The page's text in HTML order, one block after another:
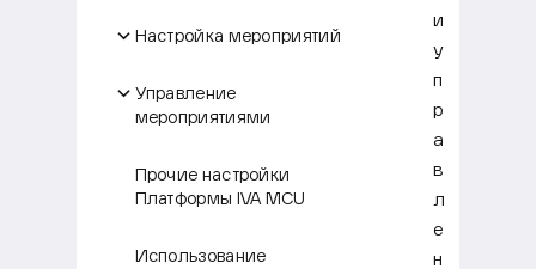
Настройка мероприятий
Управление
мероприятиями
Прочие настройки
Платформы IVA MCU
Использование
и
у
п
р
а
в
л
е
н